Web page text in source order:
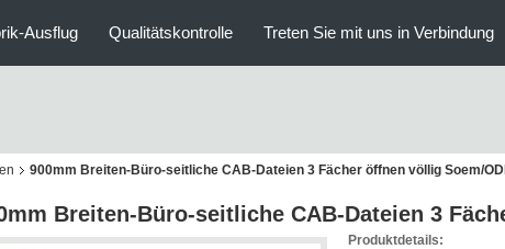
Ausflug Qualitätskontrolle Treten Sie mit uns in Verbindung
900mm Breiten-Büro-seitliche CAB-Dateien 3 Fächer öffnen völlig Soem/
Breiten-Büro-seitliche CAB-Dateien 3
Produktdetails: